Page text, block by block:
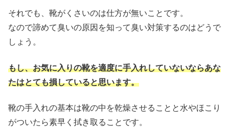
それでも、靴がくさいのは仕方が無いことです。
なので諦めて臭いの原因を知って臭い対策するのはどうで
しょう。
もし、お気に入りの靴を適度に手入れしていないならあな
たはとても損していると思います。
靴の手入れの基本は靴の中を乾燥させることと水やほこり
がついたら素早く拭き取ることです。